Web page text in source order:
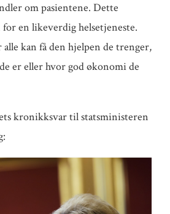
om pasientene. Dette
en likeverdig helsetjeneste.
alle kan få den hjelpen de trenger,
er eller hvor god økonomi de
kronikksvar til statsministeren